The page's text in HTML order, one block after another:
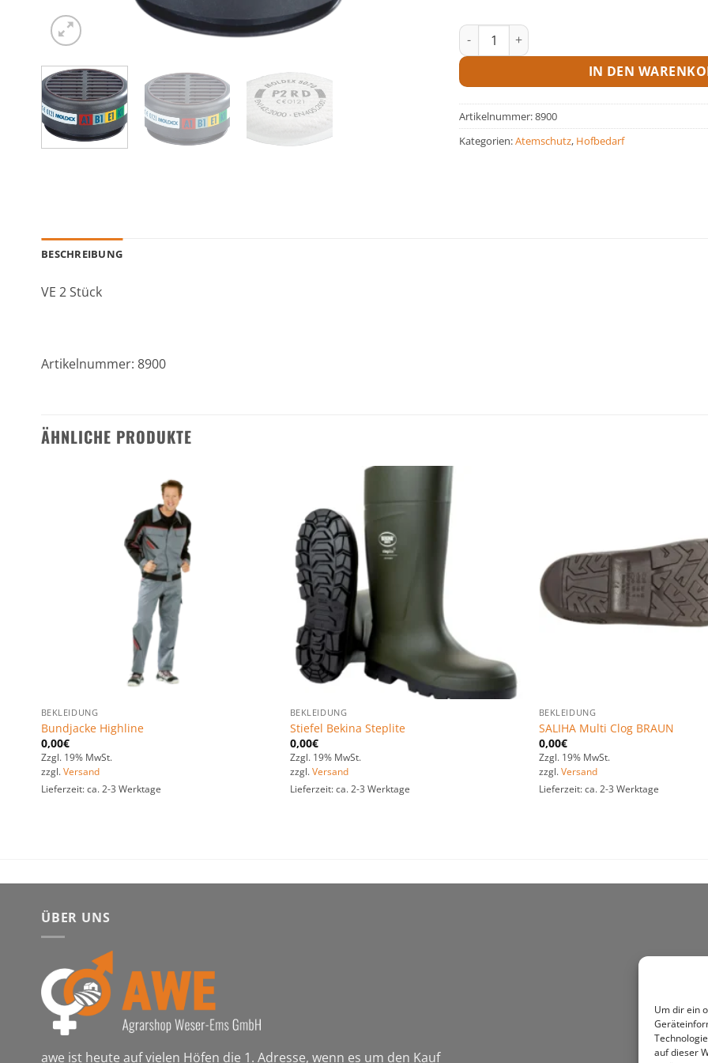
Um dir ein
auf dieser
Ersatzteile für Halbmaske Menge
IN DEN
Artikelnummer:8900
Kategorien:Atemschutz, Hofbedarf
BESCHREIBUNG
VE 2 Stück
Artikelnummer: 8900
ÄHNLICHE PRODUKTE
BEKLEIDUNG
Bundjacke Highline
0,00€
Zzgl. 19% MwSt.
zzgl. Versand
Lieferzeit: ca. 2-3 Werktage
BEKLEIDUNG
Stiefel Bekina Steplite
0,00€
Zzgl. 19% MwSt.
zzgl. Versand
Lieferzeit: ca. 2-3 Werktage
BEKLEIDUNG
SALIHA Multi Clog BRAUN
0,00€
Zzgl. 19% MwSt.
zzgl. Versand
Lieferzeit: ca. 2-3 Werktage
ÜBER UNS
awe ist heute auf vielen Höfen die 1. Adresse, wenn es um den Kauf